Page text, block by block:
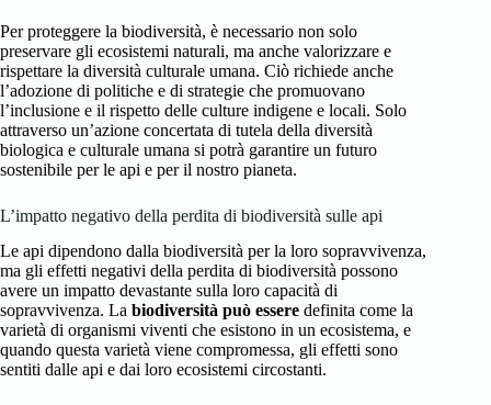
Per proteggere la biodiversità, è necessario non solo
preservare gli ecosistemi naturali, ma anche valorizzare e
rispettare la diversità culturale umana. Ciò richiede anche
l’adozione di politiche e di strategie che promuovano
l’inclusione e il rispetto delle culture indigene e locali. Solo
attraverso un’azione concertata di tutela della diversità
biologica e culturale umana si potrà garantire un futuro
sostenibile per le api e per il nostro pianeta.
L’impatto negativo della perdita di biodiversità sulle api
Le api dipendono dalla biodiversità per la loro sopravvivenza,
ma gli effetti negativi della perdita di biodiversità possono
avere un impatto devastante sulla loro capacità di
sopravvivenza. La biodiversità può essere definita come la
varietà di organismi viventi che esistono in un ecosistema, e
quando questa varietà viene compromessa, gli effetti sono
sentiti dalle api e dai loro ecosistemi circostanti.